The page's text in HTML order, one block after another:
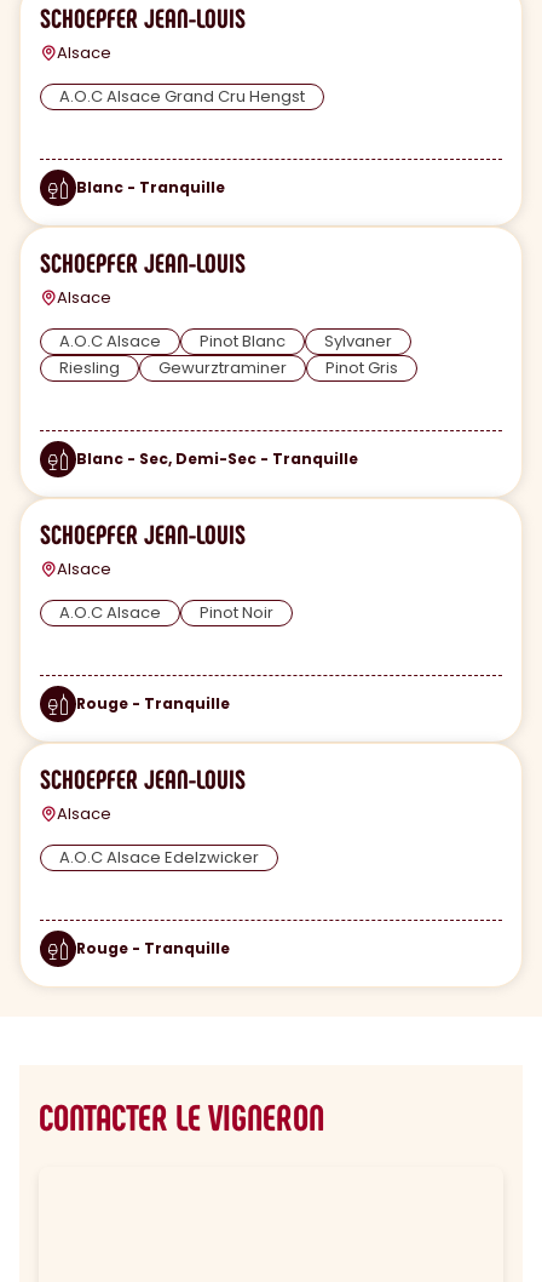
SCHOEPFER JEAN-LOUIS
Alsace
A.O.C Alsace Grand Cru Hengst
Blanc - Tranquille
SCHOEPFER JEAN-LOUIS
Alsace
A.O.C Alsace
Pinot Blanc
Sylvaner
Riesling
Gewurztraminer Pinot Gris
Blanc - Sec, Demi-Sec - Tranquille
SCHOEPFER JEAN-LOUIS
Alsace
A.O.C Alsace
Pinot Noir
Rouge - Tranquille
SCHOEPFER JEAN-LOUIS
Alsace
A.O.C Alsace Edelzwicker
Rouge - Tranquille
CONTACTER LE VIGNERON